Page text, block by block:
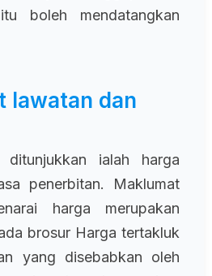
boleh mendatangkan
lawatan dan
ialah harga
penerbitan. Maklumat
harga merupakan
brosur Harga tertakluk
yang disebabkan oleh